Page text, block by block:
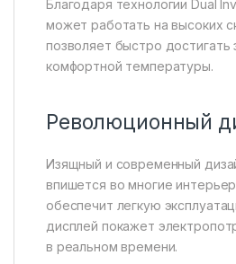
Благодаря технологии Dual
может работать на высоких
позволяет быстро достигать
комфортной температуры.
Революционный
Изящный и современный
впишется во многие
обеспечит легкую
дисплей покажет
в реальном времени.